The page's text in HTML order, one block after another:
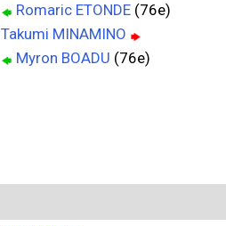
Romaric ETONDE (76e)
Takumi MINAMINO
Myron BOADU (76e)